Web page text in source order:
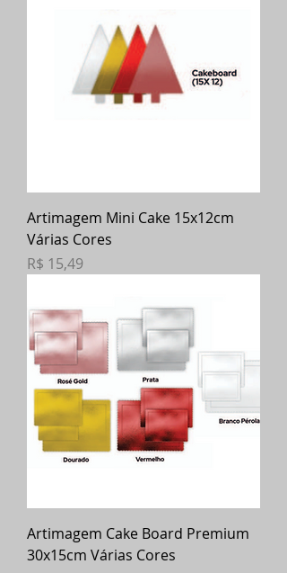
Artimagem Mini Cake 15x12cm
Várias Cores
Preço
R$ 15,49
Artimagem Cake Board Premium
30x15cm Várias Cores